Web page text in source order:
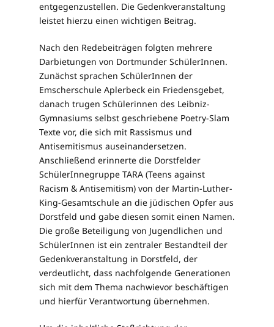
entgegenzustellen. Die Gedenkveranstaltung
leistet hierzu einen wichtigen Beitrag.
Nach den Redebeiträgen folgten mehrere
Darbietungen von Dortmunder SchülerInnen.
Zunächst sprachen SchülerInnen der
Emscherschule Aplerbeck ein Friedensgebet,
danach trugen Schülerinnen des Leibniz-
Gymnasiums selbst geschriebene Poetry-Slam
Texte vor, die sich mit Rassismus und
Antisemitismus auseinandersetzen.
Anschließend erinnerte die Dorstfelder
SchülerInnegruppe TARA (Teens against
Racism & Antisemitism) von der Martin-Luther-
King-Gesamtschule an die jüdischen Opfer aus
Dorstfeld und gabe diesen somit einen Namen.
Die große Beteiligung von Jugendlichen und
SchülerInnen ist ein zentraler Bestandteil der
Gedenkveranstaltung in Dorstfeld, der
verdeutlicht, dass nachfolgende Generationen
sich mit dem Thema nachwievor beschäftigen
und hierfür Verantwortung übernehmen.